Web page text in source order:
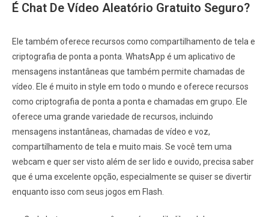
É Chat De Vídeo Aleatório Gratuito Seguro?
Ele também oferece recursos como compartilhamento de tela e
criptografia de ponta a ponta. WhatsApp é um aplicativo de
mensagens instantâneas que também permite chamadas de
vídeo. Ele é muito in style em todo o mundo e oferece recursos
como criptografia de ponta a ponta e chamadas em grupo. Ele
oferece uma grande variedade de recursos, incluindo
mensagens instantâneas, chamadas de vídeo e voz,
compartilhamento de tela e muito mais. Se você tem uma
webcam e quer ser visto além de ser lido e ouvido, precisa saber
que é uma excelente opção, especialmente se quiser se divertir
enquanto isso com seus jogos em Flash.